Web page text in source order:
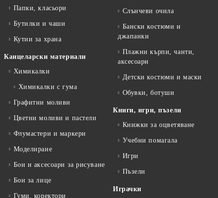
Папки, класьори
Бутилки и чаши
Кутии за храна
Канцеларски материали
Химикалки
Химикалки с гума
Графитни моливи
Цветни моливи и пастели
Флумастери и маркери
Моделиране
Бои и аксесоари за рисуване
Бои за лице
Гуми, коректори
Слънчеви очила
Бански костюми и
джапанки
Плажни кърпи, чанти,
аксесоари
Детски костюми и маски
Обувки, ботуши
Книги, игри, пъзели
Книжки за оцветяване
Учебни помагала
Игри
Пъзели
Играчки